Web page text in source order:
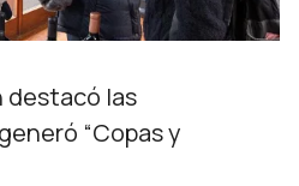
destacó las
“Copas y